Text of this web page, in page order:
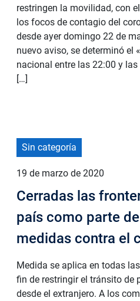
restringen la movilidad, con
los focos de contagio del
desde ayer domingo 22 de
nuevo aviso, se determinó el
nacional entre las 22:00 y
[…]
Sin categoría
19 de marzo de 2020
Cerradas las
país como parte
medidas contra el
Medida se aplica en todas
fin de restringir el tránsito de
desde el extranjero. A los